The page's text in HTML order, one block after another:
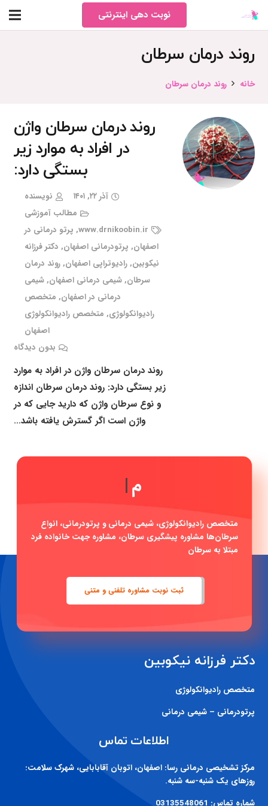
نوبت دهی اینترنتی
روند درمان سرطان
خانه روند درمان سرطان
روند درمان سرطان واژن
در افراد به موارد زیر
بستگی دارد:
آذر ۲۲, ۱۴۰۱
نویسنده
مطالب آموزشی
www.drnikoobin.ir
, پرتو درمانی در
اصفهان, پرتودرمانی اصفهان, دکتر فرزانه
نیکوبین,رادیوتراپی اصفهان,روند درمان
سرطان,شیمی درمانی اصفهان,شیمی
درمانی در اصفهان, متخصص
رادیوانکولوژی, متخصص رادیوانکولوژی
اصفهان
بدون دیدگاه
روند درمان سرطان واژن در افراد به موارد
زیر بستگی دارد: روند درمان سرطان اندازه
و نوع سرطان واژن که دارید جایی که در
واژن است اگر گسترش یافته باشد…
|
متخصص رادیوانکولوژی، شیمی درمانی و پرتودرمانی، انواع
سرطان‌ها مشاوره پیشگیری سرطان، مشاوره جهت خانواده فرد
مبتلا به سرطان
ثبت نوبت مشاوره تلفنی و متنی
دکتر فرزانه نیکوبین
متخصص رادیوانکولوژی
پرتودرمانی – شیمی درمانی
اطلاعات تماس
مرکز تشخیصی درمانی رسا: اصفهان، اتوبان آقابابایی، شهرک سلامت:
روزهای یک شنبه-سه شنبه.
شماره تماس: 03135548061